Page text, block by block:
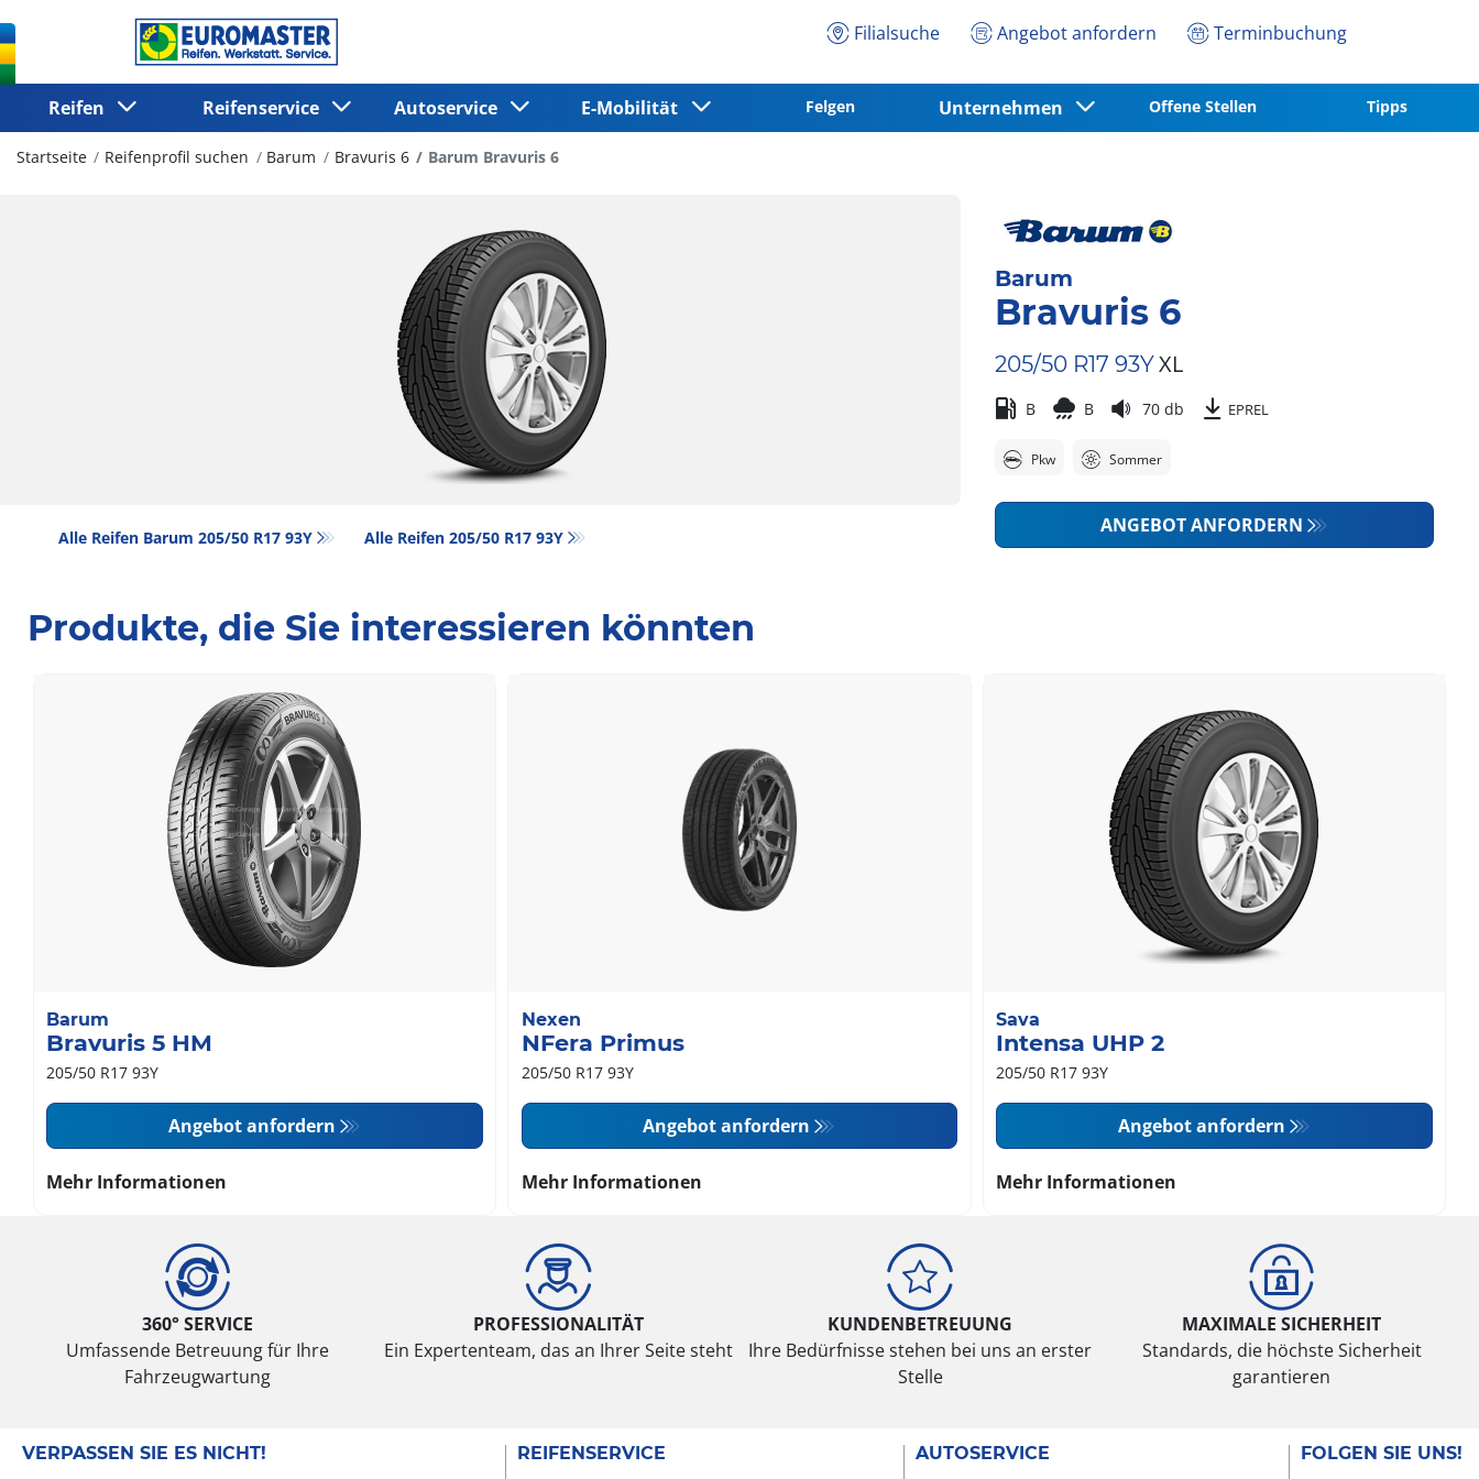
Filialsuche Angebot anfordern Terminbuchung
Reifen Reifenservice Autoservice E-Mobilität Felgen Unternehmen Offene Stellen Tipps
Startseite Reifenprofil suchen Barum Bravuris 6 Barum Bravuris 6
Alle Reifen Barum 205/50 R17 93Y Alle Reifen‎ 205/50 R17 93Y
Barum
Bravuris 6
205/50 R17 93YXL
B B 70 db EPREL
Pkw Sommer
ANGEBOT ANFORDERN
Produkte, die Sie interessieren könnten
Barum
Bravuris 5 HM
205/50 R17 93Y
Angebot anfordern
Mehr Informationen
Nexen
NFera Primus
205/50 R17 93Y
Angebot anfordern
Mehr Informationen
Sava
Intensa UHP 2
205/50 R17 93Y
Angebot anfordern
Mehr Informationen
360° SERVICE
Umfassende Betreuung für Ihre
Fahrzeugwartung
PROFESSIONALITÄT
Ein Expertenteam, das an Ihrer Seite steht
KUNDENBETREUUNG
Ihre Bedürfnisse stehen bei uns an erster
Stelle
MAXIMALE SICHERHEIT
Standards, die höchste Sicherheit
garantieren
VERPASSEN SIE ES NICHT!
REIFENSERVICE
AUTOSERVICE
FOLGEN SIE UNS!